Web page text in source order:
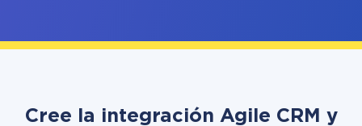
Cree la integración Agile CRM y